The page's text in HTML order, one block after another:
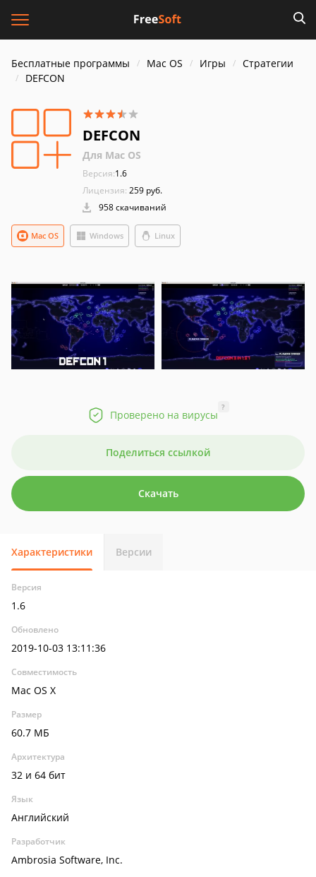
Бесплатные программы Mac OS Игры
Стратегии
DEFCON
DEFCON
Для Mac OS
Версия:1.6
Лицензия: 259 pуб.
958 скачиваний
Mac OS Windows Linux
Проверено на вирусы
?
Поделиться ссылкой
Скачать
Характеристики Версии
Версия
1.6
Обновлено
2019-10-03 13:11:36
Совместимость
Mac OS X
Размер
60.7 МБ
Архитектура
32 и 64 бит
Язык
Английский
Разработчик
Ambrosia Software, Inc.